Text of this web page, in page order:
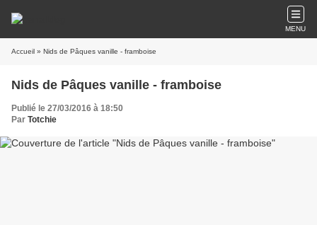
MENU
Accueil » Nids de Pâques vanille - framboise
Nids de Pâques vanille - framboise
Publié le 27/03/2016 à 18:50
Par Totchie